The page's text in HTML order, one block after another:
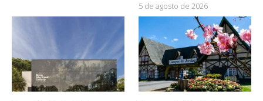
5 de agosto de 2026